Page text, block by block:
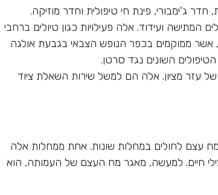
המתישה ועידוד. אלה פעילויות כגון טיולים ברחבי
אשר ממוקמים בכפר הנופש הצבאי בגבעת אולגה
השונים נגד סרטן.
של עזר מציון. אלה הם למשל שירות השאלת ציוד
עצם לחולים במחלות שונות. אחת ממחלות אלה
חיים. למעשה, מאגר מח העצם של העמותה, הוא